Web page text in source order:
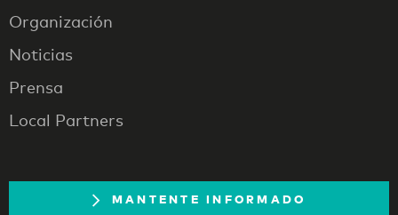
Organización
Noticias
Prensa
Local Partners
MANTENTE INFORMADO